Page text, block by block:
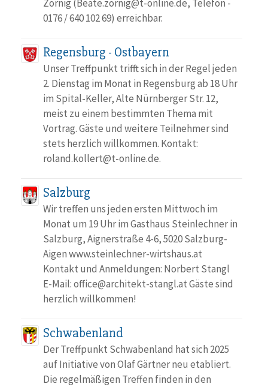
Zornig (Beate.zornig@t-online.de, Telefon -
0176 / 640 102 69) erreichbar.
Regensburg - Ostbayern
Unser Treffpunkt trifft sich in der Regel jeden
2. Dienstag im Monat in Regensburg ab 18 Uhr
im Spital-Keller, Alte Nürnberger Str. 12,
meist zu einem bestimmten Thema mit
Vortrag. Gäste und weitere Teilnehmer sind
stets herzlich willkommen. Kontakt:
roland.kollert@t-online.de.
Salzburg
Wir treffen uns jeden ersten Mittwoch im
Monat um 19 Uhr im Gasthaus Steinlechner in
Salzburg, Aignerstraße 4-6, 5020 Salzburg-
Aigen www.steinlechner-wirtshaus.at
Kontakt und Anmeldungen: Norbert Stangl
E-Mail: office@architekt-stangl.at Gäste sind
herzlich willkommen!
Schwabenland
Der Treffpunkt Schwabenland hat sich 2025
auf Initiative von Olaf Gärtner neu etabliert.
Die regelmäßigen Treffen finden in den